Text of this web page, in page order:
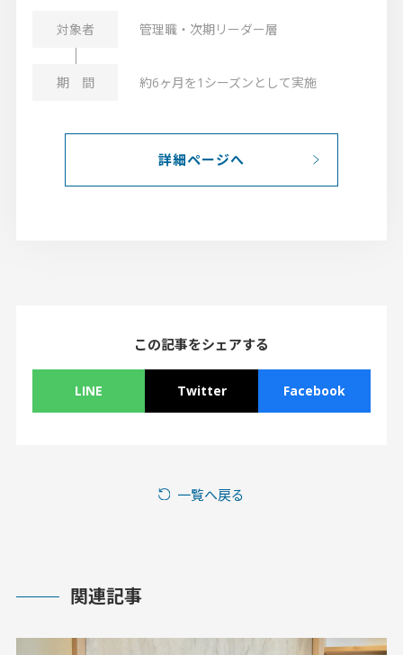
管理職・次期リーダー層
約6ヶ月を1シーズンとして実施
詳細ページへ
この記事をシェアする
LINE Twitter Facebook
一覧へ戻る
関連記事